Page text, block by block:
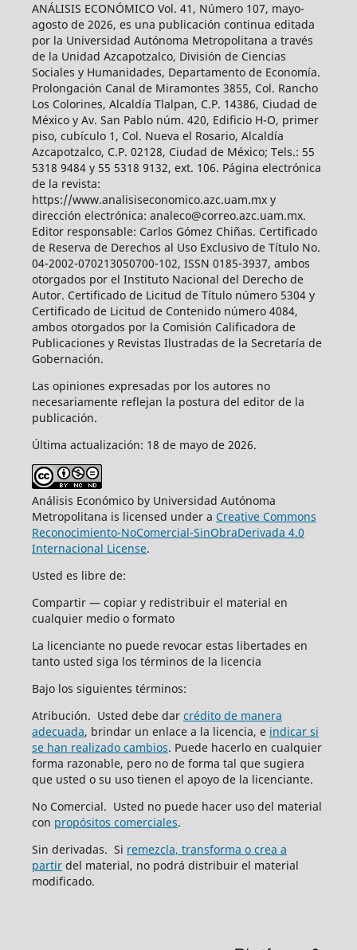
ANÁLISIS ECONÓMICO Vol. 41, Número 107, mayo-
agosto de 2026, es una publicación continua editada
por la Universidad Autónoma Metropolitana a través
de la Unidad Azcapotzalco, División de Ciencias
Sociales y Humanidades, Departamento de Economía.
Prolongación Canal de Miramontes 3855, Col. Rancho
Los Colorines, Alcaldía Tlalpan, C.P. 14386, Ciudad de
México y Av. San Pablo núm. 420, Edificio H-O, primer
piso, cubículo 1, Col. Nueva el Rosario, Alcaldía
Azcapotzalco, C.P. 02128, Ciudad de México; Tels.: 55
5318 9484 y 55 5318 9132, ext. 106. Página electrónica
de la revista:
https://www.analisiseconomico.azc.uam.mx y
dirección electrónica: analeco@correo.azc.uam.mx.
Editor responsable: Carlos Gómez Chiñas. Certificado
de Reserva de Derechos al Uso Exclusivo de Título No.
04-2002-070213050700-102, ISSN 0185-3937, ambos
otorgados por el Instituto Nacional del Derecho de
Autor. Certificado de Licitud de Título número 5304 y
Certificado de Licitud de Contenido número 4084,
ambos otorgados por la Comisión Calificadora de
Publicaciones y Revistas Ilustradas de la Secretaría de
Gobernación.
Las opiniones expresadas por los autores no
necesariamente reflejan la postura del editor de la
publicación.
Última actualización: 18 de mayo de 2026.
Análisis Económico by Universidad Autónoma
Metropolitana is licensed under a Creative Commons
Reconocimiento-NoComercial-SinObraDerivada 4.0
Internacional License.
Usted es libre de:
Compartir — copiar y redistribuir el material en
cualquier medio o formato
La licenciante no puede revocar estas libertades en
tanto usted siga los términos de la licencia
Bajo los siguientes términos:
Atribución. Usted debe dar crédito de manera
adecuada, brindar un enlace a la licencia, e indicar si
se han realizado cambios. Puede hacerlo en cualquier
forma razonable, pero no de forma tal que sugiera
que usted o su uso tienen el apoyo de la licenciante.
No Comercial. Usted no puede hacer uso del material
con propósitos comerciales.
Sin derivadas. Si remezcla, transforma o crea a
partirdel material, no podrá distribuir el material
modificado.